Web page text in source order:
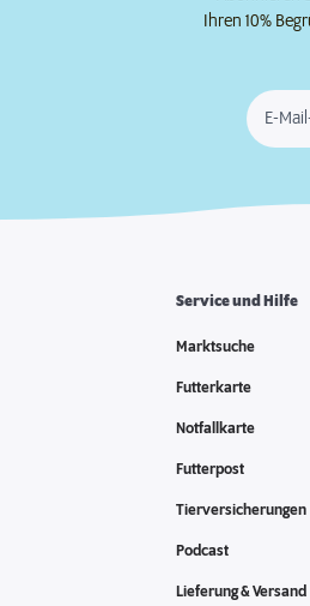
Ihren 10%
E-
Service und Hilfe
Marktsuche
Futterkarte
Notfallkarte
Futterpost
Tierversicherungen
Podcast
Lieferung & Versand